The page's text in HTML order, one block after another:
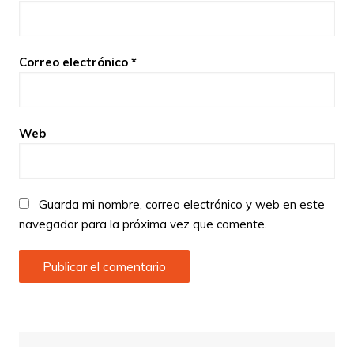
Correo electrónico *
Web
Guarda mi nombre, correo electrónico y web en este
navegador para la próxima vez que comente.